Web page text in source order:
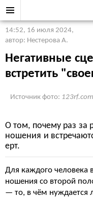
14:52, 16 июля 2024,
автор: Нестерова А.
Негативные
встретить
Источник фото: 123rf.com
О том, почему раз за
ношения и
ерт.
Для каждого человека
ношения со второй
— то, в чём нуждается